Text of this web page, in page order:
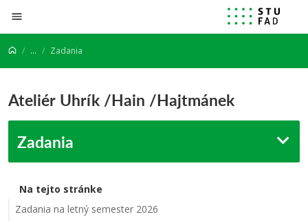
Prejsť na obsah
... Zadania
Ateliér Uhrík /Hain /Hajtmánek
Zadania
Na tejto stránke
Zadania na letný semester 2026